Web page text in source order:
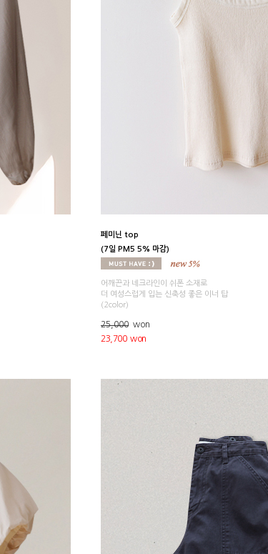
페미닌 top
(7일 PM5 5% 마감)
어깨끈과 네크라인이 쉬폰 소재로
더 여성스럽게 입는 신축성 좋은 이너 탑
(2color)
25,000 won
23,700 won